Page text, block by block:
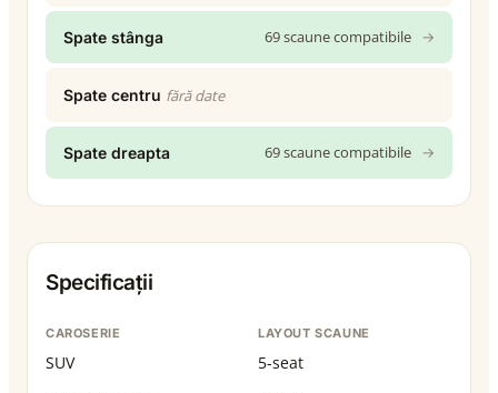
Spate stânga 69 scaune compatibile →
Spate centru fără date
Spate dreapta 69 scaune compatibile →
Specificații
CAROSERIE
SUV
LAYOUT SCAUNE
5-seat